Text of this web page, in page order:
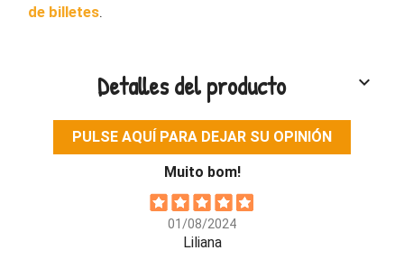
de billetes.
Detalles del producto keyboard_arrow_down
PULSE AQUÍ PARA DEJAR SU OPINIÓN
Muito bom!
01/08/2024
Liliana